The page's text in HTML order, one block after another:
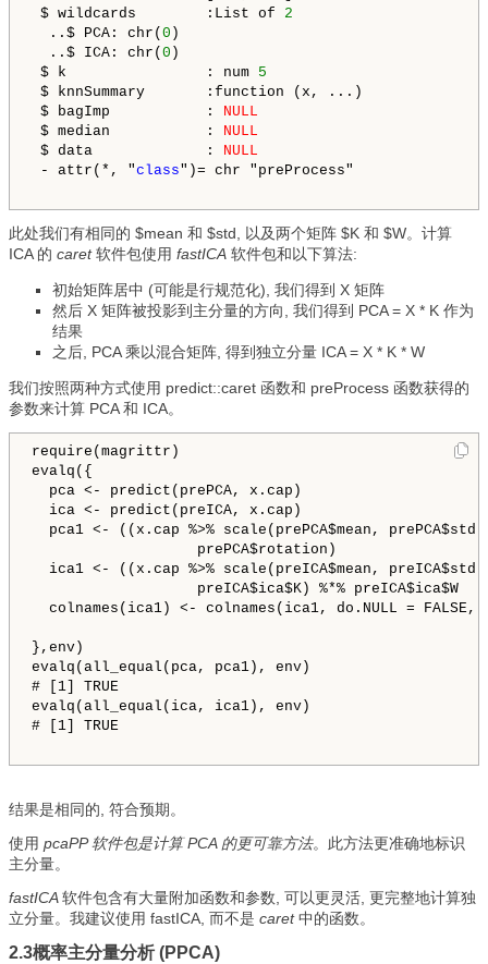
$ wildcards        :List of 2
..$ PCA: chr( 0 )
..$ ICA: chr( 0 )
$ k                : num 5
$ knnSummary       :function (x, ...)
$ bagImp           : NULL
$ median           : NULL
$ data             : NULL
- attr(*, "class")= chr "preProcess"
此处我们有相同的 $mean 和 $std, 以及两个矩阵 $K 和 $W。计算
ICA 的 caret软件包使用 fastICA 软件包和以下算法:
初始矩阵居中 (可能是行规范化), 我们得到 Х 矩阵
然后 Х 矩阵被投影到主分量的方向, 我们得到 PCA = X * K 作为
结果
之后, PCA 乘以混合矩阵, 得到独立分量 ICA = X * K * W
我们按照两种方式使用 predict::caret 函数和 preProcess 函数获得的
参数来计算 PCA 和 ICA。
require(magrittr)
evalq({
pca <- predict(prePCA, x.cap)
ica <- predict(preICA, x.cap)
pca1 <- ((x.cap %>% scale(prePCA$mean,
prePCA$rotation)
ica1 <- ((x.cap %>% scale(preICA$mean,
preICA$ica$K) %*% preICA$ica$W
colnames(ica1) <- colnames(ica1, do.NULL =
},env)
evalq(all_equal(pca, pca1), env)
# [1] TRUE
evalq(all_equal(ica, ica1), env)
# [1] TRUE
结果是相同的, 符合预期。
使用 pcaPP 软件包是计算 PCA 的更可靠方法。此方法更准确地标识
主分量。
fastICA软件包含有大量附加函数和参数, 可以更灵活, 更完整地计算独
立分量。我建议使用 fastICA, 而不是 caret中的函数。
2.3概率主分量分析 (PPCA)